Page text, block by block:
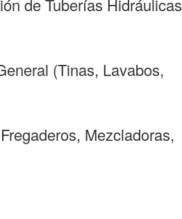
de Tuberías Hidráulicas
(Tinas, Lavabos,
Mezcladoras,